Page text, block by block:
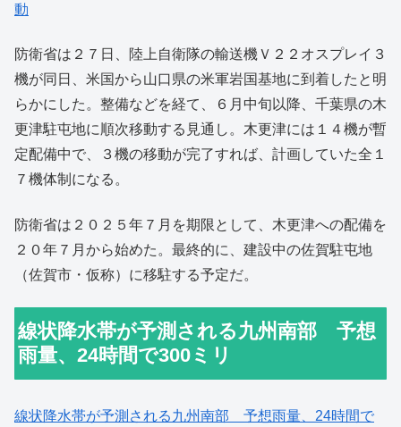
動
防衛省は２７日、陸上自衛隊の輸送機Ｖ２２オスプレイ３
機が同日、米国から山口県の米軍岩国基地に到着したと明
らかにした。整備などを経て、６月中旬以降、千葉県の木
更津駐屯地に順次移動する見通し。木更津には１４機が暫
定配備中で、３機の移動が完了すれば、計画していた全１
７機体制になる。
防衛省は２０２５年７月を期限として、木更津への配備を
２０年７月から始めた。最終的に、建設中の佐賀駐屯地
（佐賀市・仮称）に移駐する予定だ。
線状降水帯が予測される九州南部 予想
雨量、24時間で300ミリ
線状降水帯が予測される九州南部 予想雨量、24時間で